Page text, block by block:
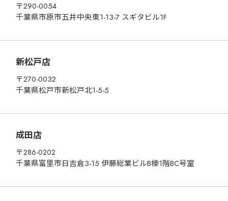
〒290-0054
千葉県市原市五井中央東1-13-7 スギタビル1F
新松戸店
〒270-0032
千葉県松戸市新松戸北1-5-5
成田店
〒286-0202
千葉県富里市日吉倉3-15 伊藤総業ビルB棟1階BC号室